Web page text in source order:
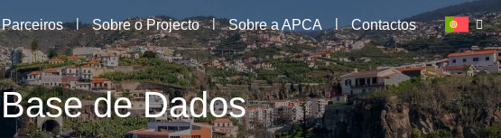
Parceiros | Sobre o Projecto | Sobre a APCA | Contactos
Base de Dados